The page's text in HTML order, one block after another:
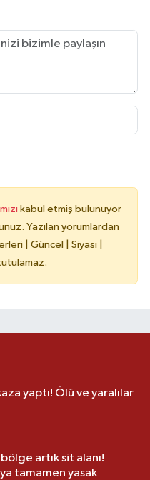
kabul etmiş bulunuyor
Yazılan yorumlardan
| Güncel | Siyasi |
yaptı! Ölü ve yaralılar
artık sit alanı!
tamamen yasak